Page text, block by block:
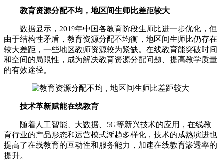
教育资源分配不均，地区间生师比差距较大
数据显示，2019年中国各教育阶段生师比进一步优化，但
由于结构性矛盾，教育资源分配不均衡，地区间生师比仍存在
较大差距，一些地区教师资源较为紧缺。在线教育能突破时间
和空间的局限性，成为解决教育资源分配问题、提高教学质量
的有效途径。
技术革新赋能在线教育
随着人工智能、大数据、5G等新兴技术的应用，在线教
育行业的产品形态和运营模式渐趋多样化，技术的成熟演进也
提高了在线教育的互动性和服务能力，加速在线教育渗透率的
提升。